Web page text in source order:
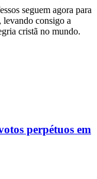
seguem agora para
levando consigo a
cristã no mundo.
perpétuos em